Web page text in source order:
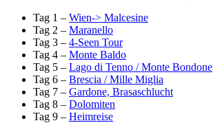
Tag 1 – Wien-> Malcesine
Tag 2 – Maranello
Tag 3 – 4-Seen Tour
Tag 4 – Monte Baldo
Tag 5 – Lago di Tenno / Monte Bondone
Tag 6 – Brescia / Mille Miglia
Tag 7 – Gardone, Brasaschlucht
Tag 8 – Dolomiten
Tag 9 – Heimreise